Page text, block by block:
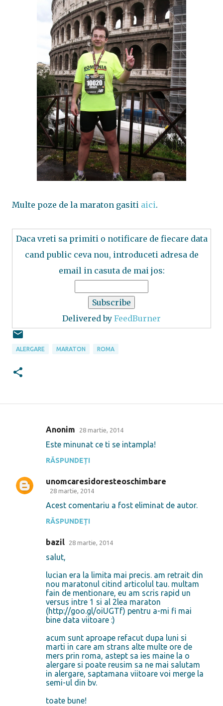
Multe poze de la maraton gasiti aici.
Daca vreti sa primiti o notificare de fiecare data
cand public ceva nou, introduceti adresa de
email in casuta de mai jos:
Delivered by FeedBurner
ALERGARE MARATON ROMA
e
n
Anonim 28 martie, 2014
Este minunat ce ti se intampla!
RĂSPUNDEȚI
unomcaresidoresteoschimbare
28 martie, 2014
Acest comentariu a fost eliminat de autor.
RĂSPUNDEȚI
bazil 28 martie, 2014
salut,
lucian era la limita mai precis. am retrait din
nou maratonul citind articolul tau. multam
fain de mentionare, eu am scris rapid un
versus intre 1 si al 2lea maraton
(http://goo.gl/oiUGTf) pentru a-mi fi mai
bine data viitoare :)
acum sunt aproape refacut dupa luni si
marti in care am strans alte multe ore de
mers prin roma, astept sa ies maine la o
alergare si poate reusim sa ne mai salutam
in alergare, saptamana viitoare voi merge la
semi-ul din bv.
toate bune!